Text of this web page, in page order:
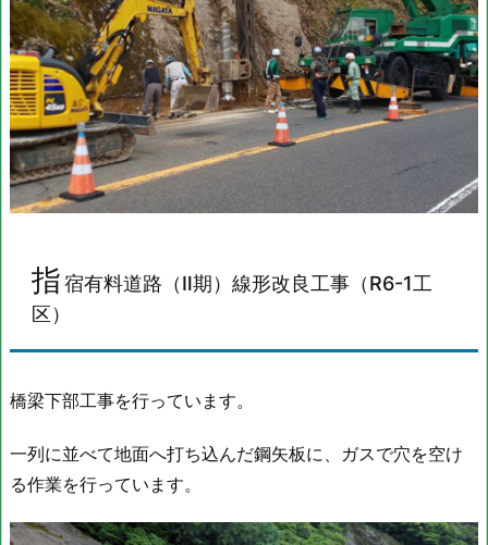
地
区
区
画
道
路
築
造
8）
ほ
地
地
（そ
9）
指宿有料道路（Ⅱ期）線形改良工事（R6-1工
区）
橋梁下部工事を行っています。
一列に並べて地面へ打ち込んだ鋼矢板に、ガスで穴を空け
る作業を行っています。